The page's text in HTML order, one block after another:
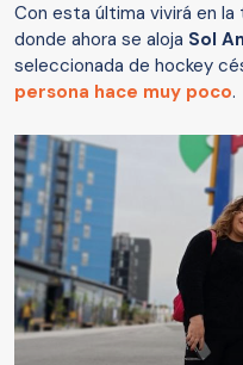
Con esta última vivirá en
donde ahora se aloja Sol
seleccionada de hockey
persona hace muy poco.